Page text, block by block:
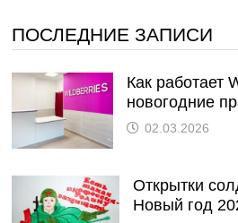
ПОСЛЕДНИЕ ЗАПИСИ
Как работает
новогодние
02.03.2026
Открытки
Новый год